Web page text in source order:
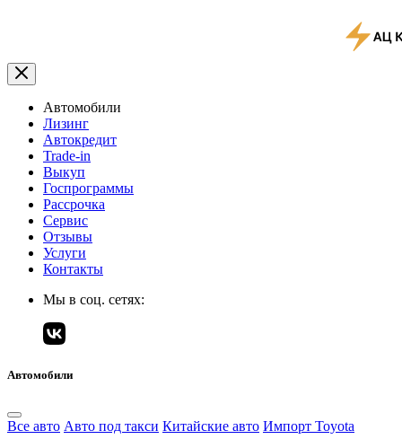
Автомобили
Лизинг
Автокредит
Trade-in
Выкуп
Госпрограммы
Рассрочка
Сервис
Отзывы
Услуги
Контакты
Мы в соц. сетях:
Автомобили
Все авто Авто под такси Китайские авто Импорт Toyota